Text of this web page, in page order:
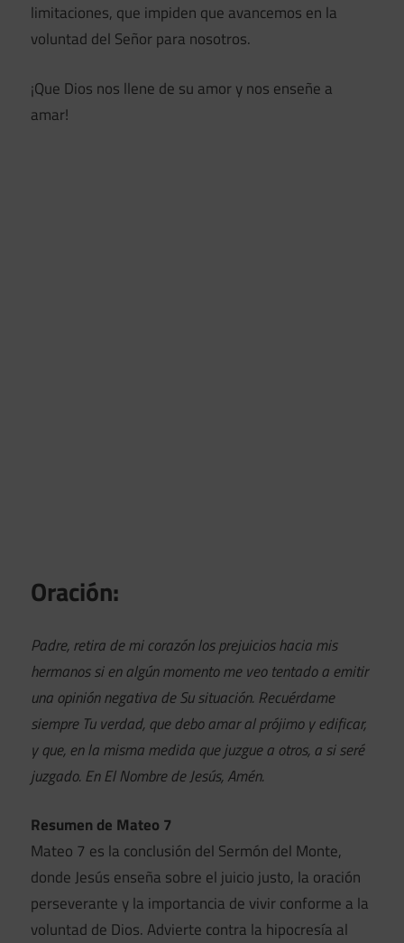
limitaciones, que impiden que avancemos en la
voluntad del Señor para nosotros.
¡Que Dios nos llene de su amor y nos enseñe a
amar!
Oración:
Padre, retira de mi corazón los prejuicios hacia mis
hermanos si en algún momento me veo tentado a emitir
una opinión negativa de Su situación. Recuérdame
siempre Tu verdad, que debo amar al prójimo y edificar,
y que, en la misma medida que juzgue a otros, a si seré
juzgado. En El Nombre de Jesús, Amén.
Resumen de Mateo 7
Mateo 7 es la conclusión del Sermón del Monte,
donde Jesús enseña sobre el juicio justo, la oración
perseverante y la importancia de vivir conforme a la
voluntad de Dios. Advierte contra la hipocresía al